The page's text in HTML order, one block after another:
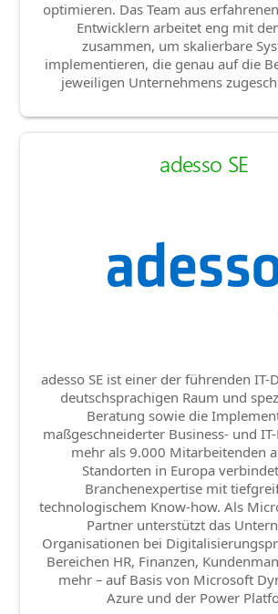
optimieren. Das Team aus
Entwicklern arbeitet eng mit
zusammen, um skalierbare
implementieren, die genau auf die
jeweiligen Unternehmens
adesso SE
adesso SE ist einer der führenden IT-
deutschsprachigen Raum und
Beratung sowie die
maßgeschneiderter Business- und
mehr als 9.000 Mitarbeitenden
Standorten in Europa
Branchenexpertise mit
technologischem Know-how. Als
Partner unterstützt das
Organisationen bei
Bereichen HR, Finanzen,
mehr – auf Basis von Microsoft
Azure und der Power